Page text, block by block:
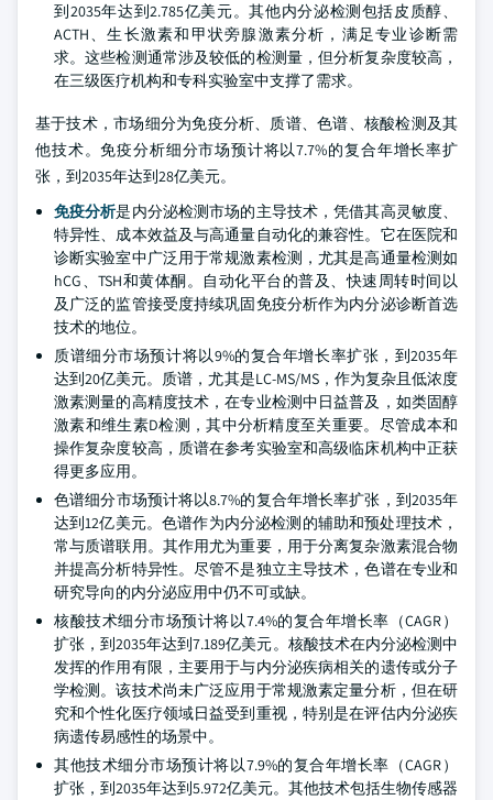
到2035年达到2.785亿美元。其他内分泌检测包括皮质醇、
ACTH、生长激素和甲状旁腺激素分析，满足专业诊断需
求。这些检测通常涉及较低的检测量，但分析复杂度较高，
在三级医疗机构和专科实验室中支撑了需求。
基于技术，市场细分为免疫分析、质谱、色谱、核酸检测及其
他技术。免疫分析细分市场预计将以7.7%的复合年增长率扩
张，到2035年达到28亿美元。
免疫分析是内分泌检测市场的主导技术，凭借其高灵敏度、
特异性、成本效益及与高通量自动化的兼容性。它在医院和
诊断实验室中广泛用于常规激素检测，尤其是高通量检测如
hCG、TSH和黄体酮。自动化平台的普及、快速周转时间以
及广泛的监管接受度持续巩固免疫分析作为内分泌诊断首选
技术的地位。
质谱细分市场预计将以9%的复合年增长率扩张，到2035年
达到20亿美元。质谱，尤其是LC-MS/MS，作为复杂且低浓度
激素测量的高精度技术，在专业检测中日益普及，如类固醇
激素和维生素D检测，其中分析精度至关重要。尽管成本和
操作复杂度较高，质谱在参考实验室和高级临床机构中正获
得更多应用。
色谱细分市场预计将以8.7%的复合年增长率扩张，到2035年
达到12亿美元。色谱作为内分泌检测的辅助和预处理技术，
常与质谱联用。其作用尤为重要，用于分离复杂激素混合物
并提高分析特异性。尽管不是独立主导技术，色谱在专业和
研究导向的内分泌应用中仍不可或缺。
核酸技术细分市场预计将以7.4%的复合年增长率（CAGR）
扩张，到2035年达到7.189亿美元。核酸技术在内分泌检测中
发挥的作用有限，主要用于与内分泌疾病相关的遗传或分子
学检测。该技术尚未广泛应用于常规激素定量分析，但在研
究和个性化医疗领域日益受到重视，特别是在评估内分泌疾
病遗传易感性的场景中。
其他技术细分市场预计将以7.9%的复合年增长率（CAGR）
扩张，到2035年达到5.972亿美元。其他技术包括生物传感器